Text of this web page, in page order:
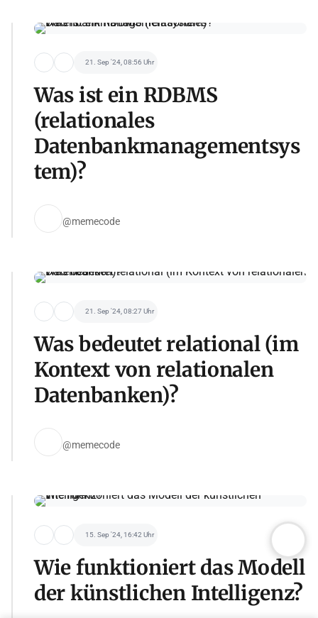
21. Sep '24, 08:56 Uhr
Was ist ein RDBMS
(relationales
Datenbankmanagementsys
tem)?
@memecode
21. Sep '24, 08:27 Uhr
Was bedeutet relational (im
Kontext von relationalen
Datenbanken)?
@memecode
15. Sep '24, 16:42 Uhr
Wie funktioniert das Modell
der künstlichen Intelligenz?